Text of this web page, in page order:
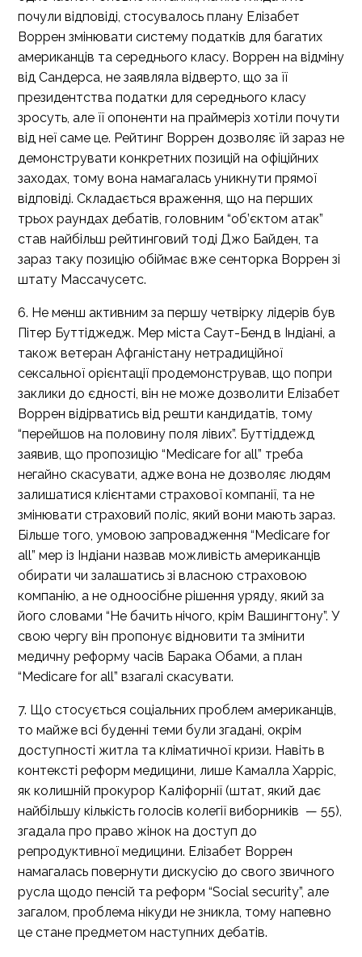
почули відповіді, стосувалось плану Елізабет
Воррен змінювати систему податків для багатих
американців та середнього класу. Воррен на відміну
від Сандерса, не заявляла відверто, що за її
президентства податки для середнього класу
зросуть, але її опоненти на праймеріз хотіли почути
від неї саме це. Рейтинг Воррен дозволяє їй зараз не
демонструвати конкретних позицій на офіційних
заходах, тому вона намагалась уникнути прямої
відповіді. Складається враження, що на перших
трьох раундах дебатів, головним “об’єктом атак”
став найбільш рейтинговий тоді Джо Байден, та
зараз таку позицію обіймає вже сенторка Воррен зі
штату Массачусетс.
6. Не менш активним за першу четвірку лідерів був
Пітер Буттіджедж. Мер міста Саут-Бенд в Індіані, а
також ветеран Афганістану нетрадиційної
сексальної орієнтації продемонстрував, що попри
заклики до єдності, він не може дозволити Елізабет
Воррен відірватись від решти кандидатів, тому
“перейшов на половину поля лівих”. Буттіддежд
заявив, що пропозицію “Medicare for all” треба
негайно скасувати, адже вона не дозволяє людям
залишатися клієнтами страхової компанії, та не
змінювати страховий поліс, який вони мають зараз.
Більше того, умовою запровадження “Medicare for
all” мер із Індіани назвав можливість американців
обирати чи залашатись зі власною страховою
компанію, а не одноосібне рішення уряду, який за
його словами “Не бачить нічого, крім Вашингтону”. У
свою чергу він пропонує відновити та змінити
медичну реформу часів Барака Обами, а план
“Medicare for all” взагалі скасувати.
7. Що стосується соціальних проблем американців,
то майже всі буденні теми були згадані, окрім
доступності житла та кліматичної кризи. Навіть в
контексті реформ медицини, лише Камалла Харріс,
як колишній прокурор Каліфорнії (штат, який дає
найбільшу кількість голосів колегії виборників — 55),
згадала про право жінок на доступ до
репродуктивної медицини. Елізабет Воррен
намагалась повернути дискусію до свого звичного
русла щодо пенсій та реформ “Social security”, але
загалом, проблема нікуди не зникла, тому напевно
це стане предметом наступних дебатів.